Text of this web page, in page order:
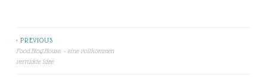
Beitragsnavigation
< PREVIOUS
Food.Blog.House. – eine vollkommen
verrückte Idee